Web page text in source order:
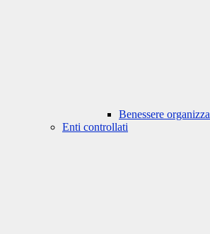
Benessere
Enti controllati